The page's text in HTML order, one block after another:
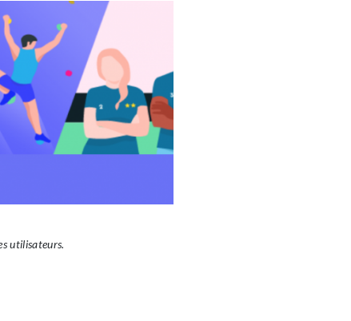
utilisateurs.